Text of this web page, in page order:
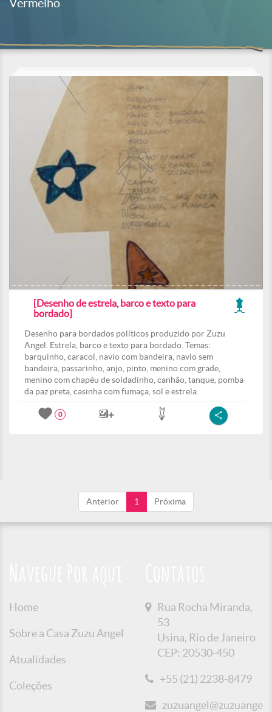
Vermelho
[Desenho de estrela, barco e texto para
bordado]
Desenho para bordados políticos produzido por Zuzu
Angel. Estrela, barco e texto para bordado. Temas:
barquinho, caracol, navio com bandeira, navio sem
bandeira, passarinho, anjo, pinto, menino com grade,
menino com chapéu de soldadinho, canhão, tanque, pomba
da paz preta, casinha com fumaça, sol e estrela.
0
Anterior 1 Próxima
Home
Sobre a Casa Zuzu Angel
Atualidades
Coleções
Rua Rocha Miranda,
53
Usina, Rio de Janeiro
CEP: 20530-450
+55 (21) 2238-8479